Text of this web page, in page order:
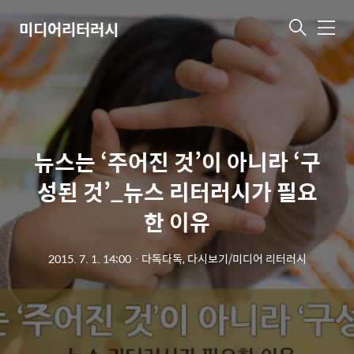
미디어리터러시 메
뉴
뉴스는 ‘주어진 것’이 아니라 ‘구
성된 것’_뉴스 리터러시가 필요
한 이유
2015. 7. 1. 14:00ㆍ 다독다독, 다시보기/미디어 리터러시